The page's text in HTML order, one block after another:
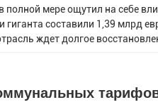
мере ощутил на себе
составили 1,39 млрд
ждет долгое